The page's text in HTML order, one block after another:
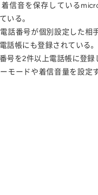
着信音を保存している
いる。
電話番号が個別設定した相
話帳にも登録されている。
号を2件以上電話帳に登録
モードや着信音量を設定